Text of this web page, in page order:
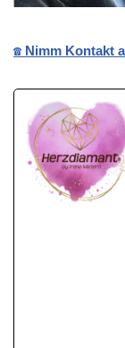
☎️ Nimm Kontakt